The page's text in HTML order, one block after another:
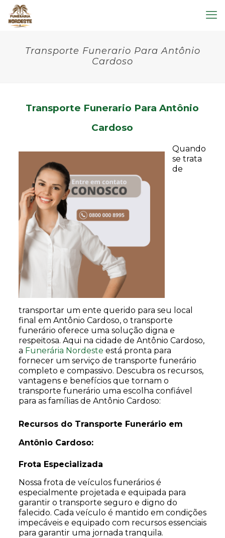
Transporte Funerario Para Antônio
Cardoso
Transporte Funerario Para Antônio
Cardoso
Quando
se trata
de
transportar um ente querido para seu local
final em Antônio Cardoso, o transporte
funerário oferece uma solução digna e
respeitosa. Aqui na cidade de Antônio Cardoso,
a Funerária Nordeste está pronta para
fornecer um serviço de transporte funerário
completo e compassivo. Descubra os recursos,
vantagens e benefícios que tornam o
transporte funerário uma escolha confiável
para as famílias de Antônio Cardoso:
Recursos do Transporte Funerário em
Antônio Cardoso:
Frota Especializada
Nossa frota de veículos funerários é
especialmente projetada e equipada para
garantir o transporte seguro e digno do
falecido. Cada veículo é mantido em condições
impecáveis e equipado com recursos essenciais
para garantir uma jornada tranquila.